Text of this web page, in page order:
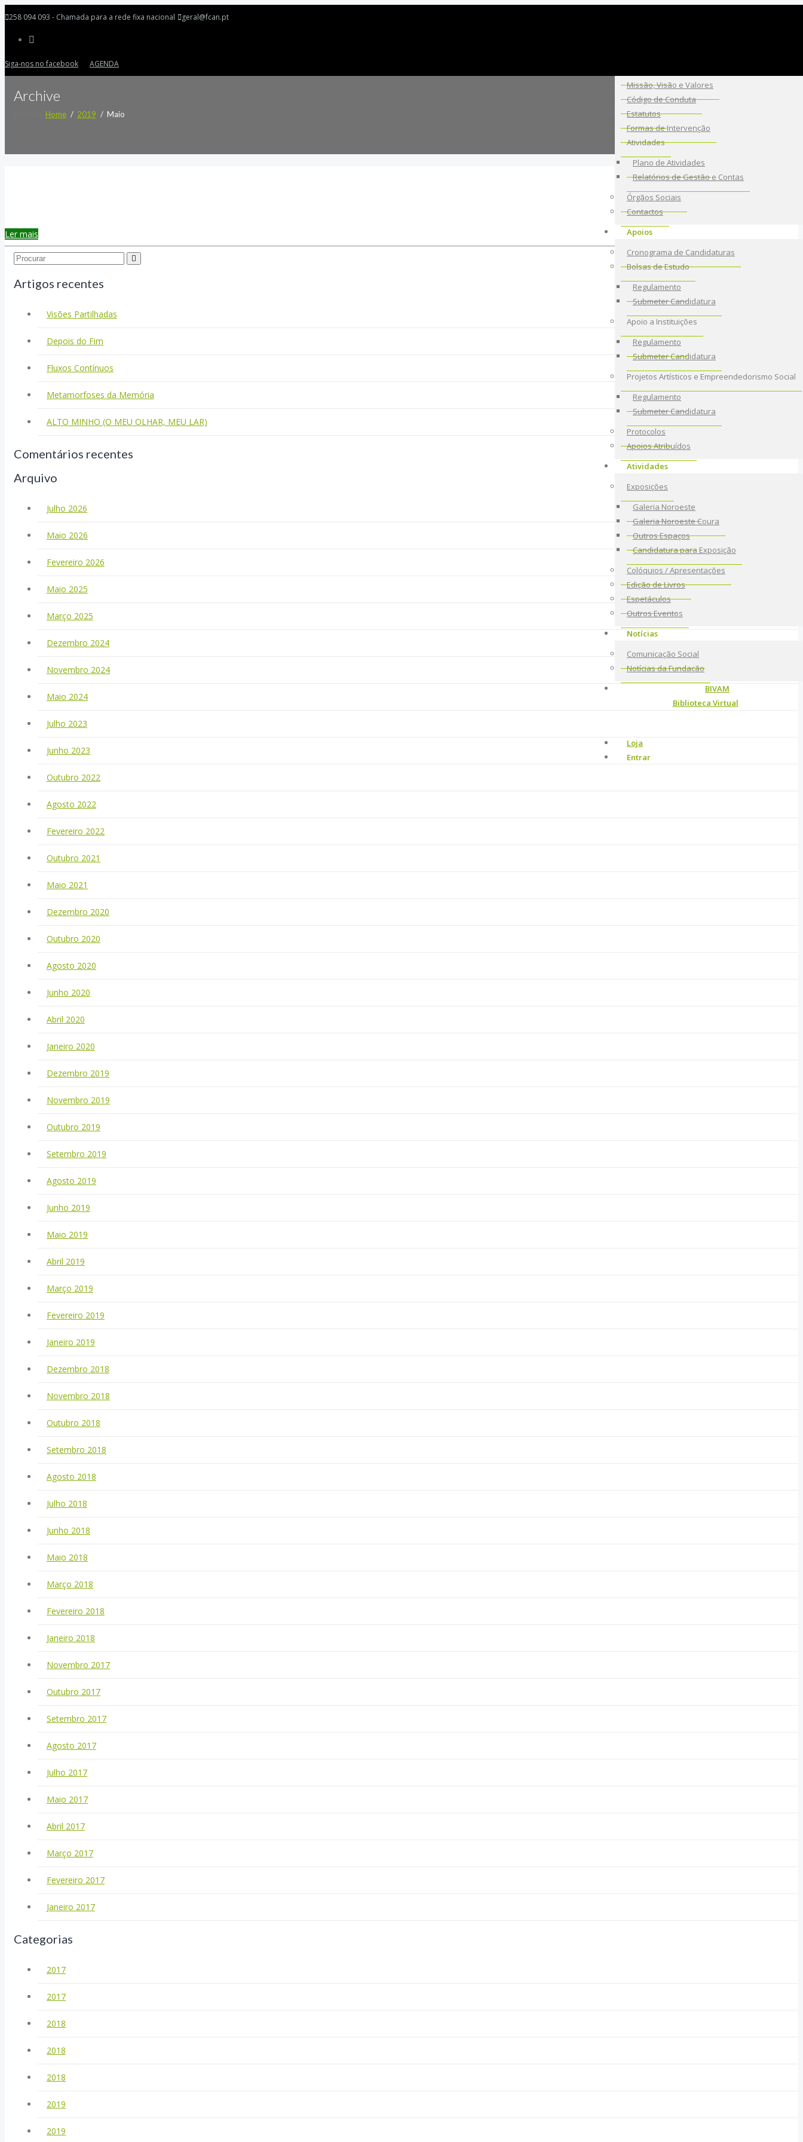
258 094 093 - Chamada para a rede fixa nacional geral@fcan.pt
Siga-nos no facebook AGENDA
Missão, Visão e Valores
Código de Conduta
Estatutos
Formas de Intervenção
Atividades
Plano de Atividades
Relatórios de Gestão e Contas
Órgãos Sociais
Contactos
Apoios
Cronograma de Candidaturas
Bolsas de Estudo
Regulamento
Submeter Candidatura
Apoio a Instituições
Regulamento
Submeter Candidatura
Projetos Artísticos e Empreendedorismo Social
Regulamento
Submeter Candidatura
Protocolos
Apoios Atribuídos
Atividades
Exposições
Galeria Noroeste
Galeria Noroeste Coura
Outros Espaços
Candidatura para Exposição
Colóquios / Apresentações
Edição de Livros
Espetáculos
Outros Eventos
Notícias
Comunicação Social
Notícias da Fundação
BIVAM
Biblioteca Virtual
Loja
Entrar
Archive
Home 2019 Maio
Ler mais
Search...
Artigos recentes
Visões Partilhadas
Depois do Fim
Fluxos Contínuos
Metamorfoses da Memória
ALTO MINHO (O MEU OLHAR, MEU LAR)
Comentários recentes
Arquivo
Julho 2026
Maio 2026
Fevereiro 2026
Maio 2025
Março 2025
Dezembro 2024
Novembro 2024
Maio 2024
Julho 2023
Junho 2023
Outubro 2022
Agosto 2022
Fevereiro 2022
Outubro 2021
Maio 2021
Dezembro 2020
Outubro 2020
Agosto 2020
Junho 2020
Abril 2020
Janeiro 2020
Dezembro 2019
Novembro 2019
Outubro 2019
Setembro 2019
Agosto 2019
Junho 2019
Maio 2019
Abril 2019
Março 2019
Fevereiro 2019
Janeiro 2019
Dezembro 2018
Novembro 2018
Outubro 2018
Setembro 2018
Agosto 2018
Julho 2018
Junho 2018
Maio 2018
Março 2018
Fevereiro 2018
Janeiro 2018
Novembro 2017
Outubro 2017
Setembro 2017
Agosto 2017
Julho 2017
Maio 2017
Abril 2017
Março 2017
Fevereiro 2017
Janeiro 2017
Categorias
2017
2017
2018
2018
2018
2019
2019